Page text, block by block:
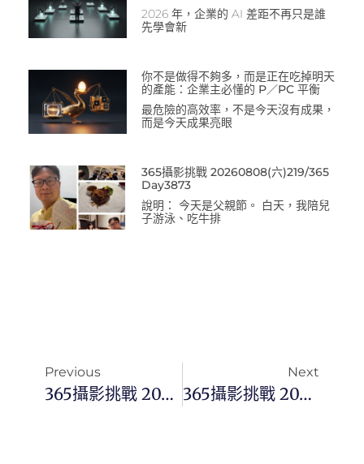
2026 年，企業的 AI 差距不再只是誰
先學會新
你不是做得不夠多，而是正在吃掉明天
的產能：企業主必懂的 P／PC 平衡
最危險的高效率，不是今天沒有成果，
而是今天成果亮眼
365攝影挑戰 20260808(六)219/365
Day3873
說明： 今天是父親節。 白天，我陪兒
子游泳、吃牛排
Previous
365攝影挑戰 20250307(五)066/365 Day3335
Next
365攝影挑戰 20250309(日)068/365 Day3337